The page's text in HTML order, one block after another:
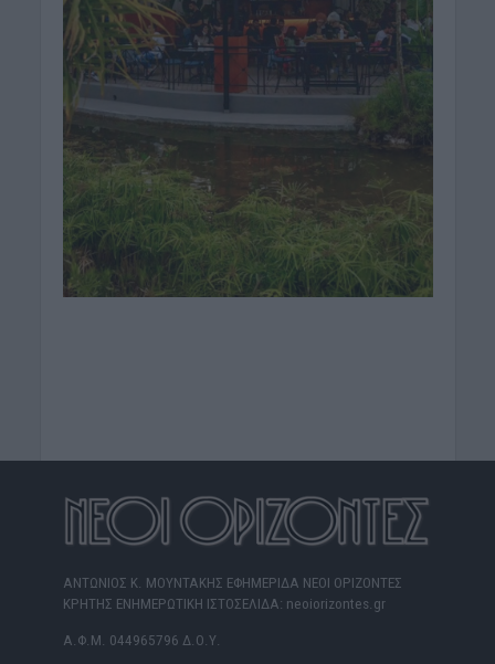
ΑΝΤΩΝΙΟΣ Κ. ΜΟΥΝΤΑΚΗΣ ΕΦΗΜΕΡΙΔΑ ΝΕΟΙ ΟΡΙΖΟΝΤΕΣ
ΚΡΗΤΗΣ ΕΝΗΜΕΡΩΤΙΚΗ ΙΣΤΟΣΕΛΙΔΑ: neoiorizontes.gr
Α.Φ.Μ. 044965796 Δ.Ο.Υ.